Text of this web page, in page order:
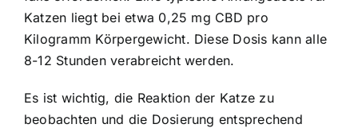
Katzen liegt bei etwa 0,25 mg CBD pro
Kilogramm Körpergewicht. Diese Dosis kann alle
8-12 Stunden verabreicht werden.
Es ist wichtig, die Reaktion der Katze zu
beobachten und die Dosierung entsprechend